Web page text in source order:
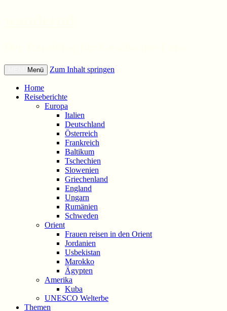
Menü Zum Inhalt springen
Home
Reiseberichte
Europa
Italien
Deutschland
Österreich
Frankreich
Baltikum
Tschechien
Slowenien
Griechenland
England
Ungarn
Rumänien
Schweden
Orient
Frauen reisen in den Orient
Jordanien
Usbekistan
Marokko
Ägypten
Amerika
Kuba
UNESCO Welterbe
Themen